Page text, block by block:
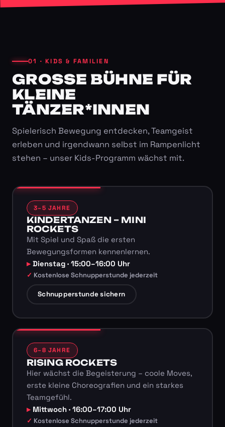
01 · KIDS & FAMILIEN
GROSSE BÜHNE FÜR K
LEINE T
ÄNZER*INNEN
Spielerisch Bewegung entdecken, Teamgeist
erleben und irgendwann selbst im Rampenlicht
stehen – unser Kids-Programm wächst mit.
3–5 JAHRE
KINDERTANZEN – MINI
ROCKETS
Mit Spiel und Spaß die ersten
Bewegungsformen kennenlernen.
Dienstag · 15:00–16:00 Uhr
Kostenlose Schnupperstunde jederzeit
Schnupperstunde sichern
6–8 JAHRE
RISING ROCKETS
Hier wächst die Begeisterung – coole Moves,
erste kleine Choreografien und ein starkes
Teamgefühl.
Mittwoch · 16:00–17:00 Uhr
Kostenlose Schnupperstunde jederzeit